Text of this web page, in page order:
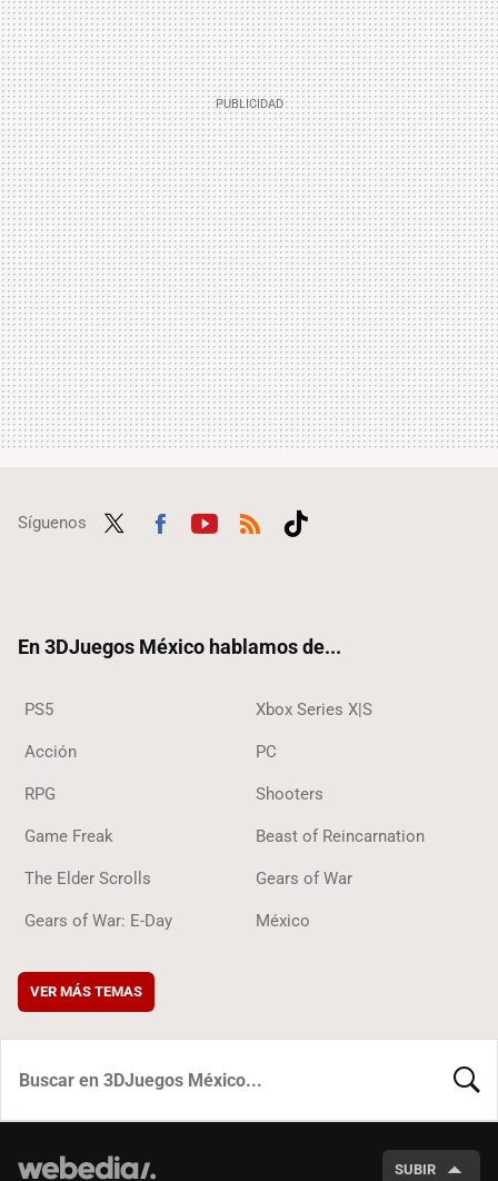
Síguenos
En 3DJuegos México hablamos de...
PS5 Xbox Series X|S
Acción PC
RPG Shooters
Game Freak Beast of Reincarnation
The Elder Scrolls Gears of War
Gears of War: E-Day México
VER MÁS TEMAS
SUBIR